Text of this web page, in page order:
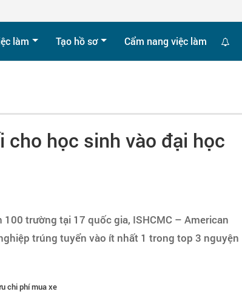
làm Tạo hồ sơ Cẩm nang việc làm
cho học sinh vào đại học
trường tại 17 quốc gia, ISHCMC – American
trúng tuyển vào ít nhất 1 trong top 3 nguyện
chi phí mua xe